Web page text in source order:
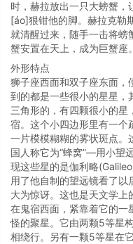
时，赫拉放出一只大螃蟹
[áo]狠钳他的脚。赫拉克勒
就清醒过来，随手一击将螃
蟹安置在天上，成为巨蟹座。
外形特点
狮子座西面和双子座东面，
到的都是一些很小的星星，
三角形的，有四颗很小的
宿。这个小四边形里有一个
一片模模糊糊的雾状斑点。
国人称它为“蜂窝”—用小望
现这些星的是伽利略
用了他自制的望远镜看了
大为惊讶。这也是天文学上
在鬼宿西面，紧靠着它的一
怪的聚星。它由两颗5等星
相绕行。另有一颗5等星在